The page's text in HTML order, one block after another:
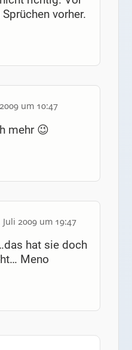
vorher.
um 10:47
mehr 😉
Juli 2009 um 19:47
hat sie doch
Meno